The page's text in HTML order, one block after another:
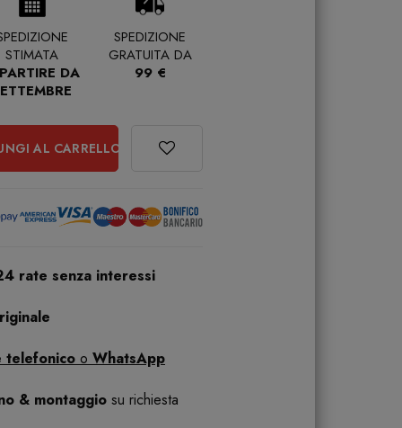
STIMATA
DA
SPEDIZIONE
GRATUITA DA
99 €
AL CARRELLO
rate senza interessi
telefonico o WhatsApp
& montaggio su richiesta